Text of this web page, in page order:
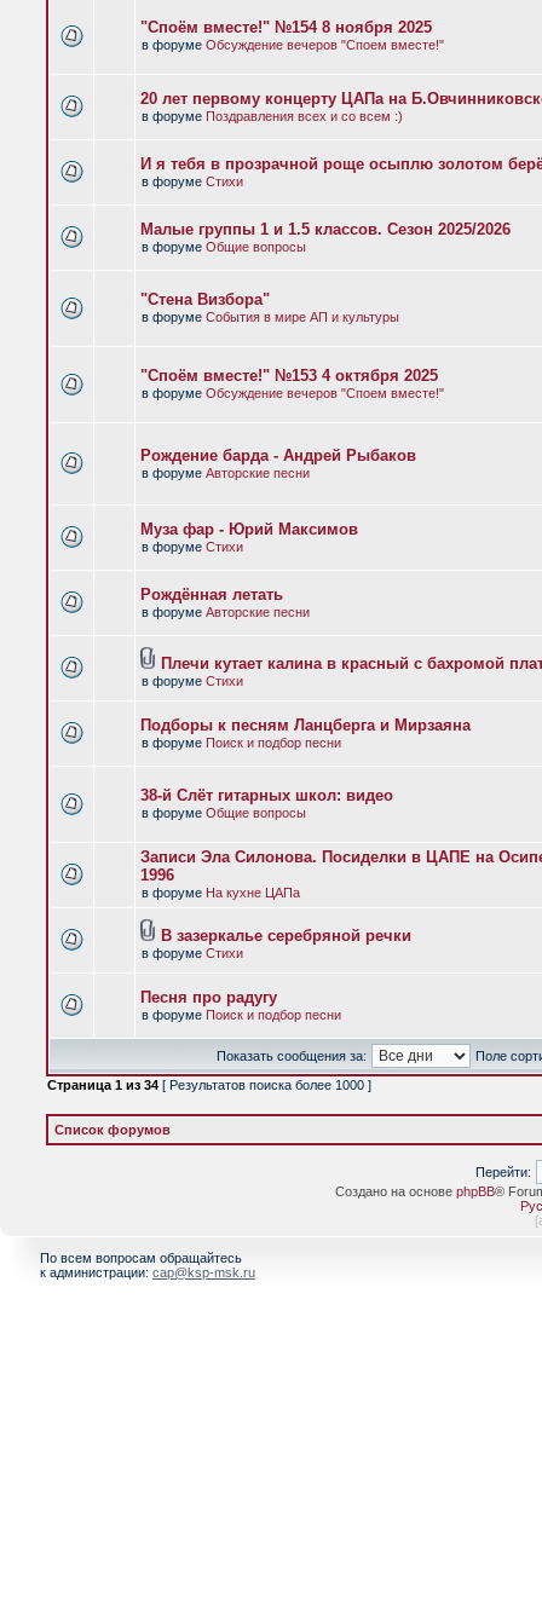
"Споём вместе!" №154 8 ноября 2025
в форуме Обсуждение вечеров "Споем вместе!"
20 лет первому концерту ЦАПа на
в форуме Поздравления всех и со всем :)
И я тебя в прозрачной роще осыплю золотом
в форуме Стихи
Малые группы 1 и 1.5 классов. Сезон 2025/2026
в форуме Общие вопросы
"Стена Визбора"
в форуме События в мире АП и культуры
"Споём вместе!" №153 4 октября 2025
в форуме Обсуждение вечеров "Споем вместе!"
Рождение барда - Андрей Рыбаков
в форуме Авторские песни
Муза фар - Юрий Максимов
в форуме Стихи
Рождённая летать
в форуме Авторские песни
Плечи кутает калина в красный с бахромой
в форуме Стихи
Подборы к песням Ланцберга и Мирзаяна
в форуме Поиск и подбор песни
38-й Слёт гитарных школ: видео
в форуме Общие вопросы
Записи Эла Силонова. Посиделки в ЦАПЕ на
1996
в форуме На кухне ЦАПа
В зазеркалье серебряной речки
в форуме Стихи
Песня про радугу
в форуме Поиск и подбор песни
Показать сообщения за:
Поле
Страница 1 из 34 [ Результатов поиска более 1000 ]
Список форумов
Перейти:
Создано на основе phpBB®
[
По всем вопросам обращайтесь
к администрации: cap@ksp-msk.ru